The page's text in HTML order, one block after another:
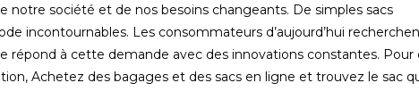
notre société et de nos besoins changeants. De simples sacs
incontournables. Les consommateurs d’aujourd’hui
répond à cette demande avec des innovations constantes. Pour
Achetez des bagages et des sacs en ligne et trouvez le sac